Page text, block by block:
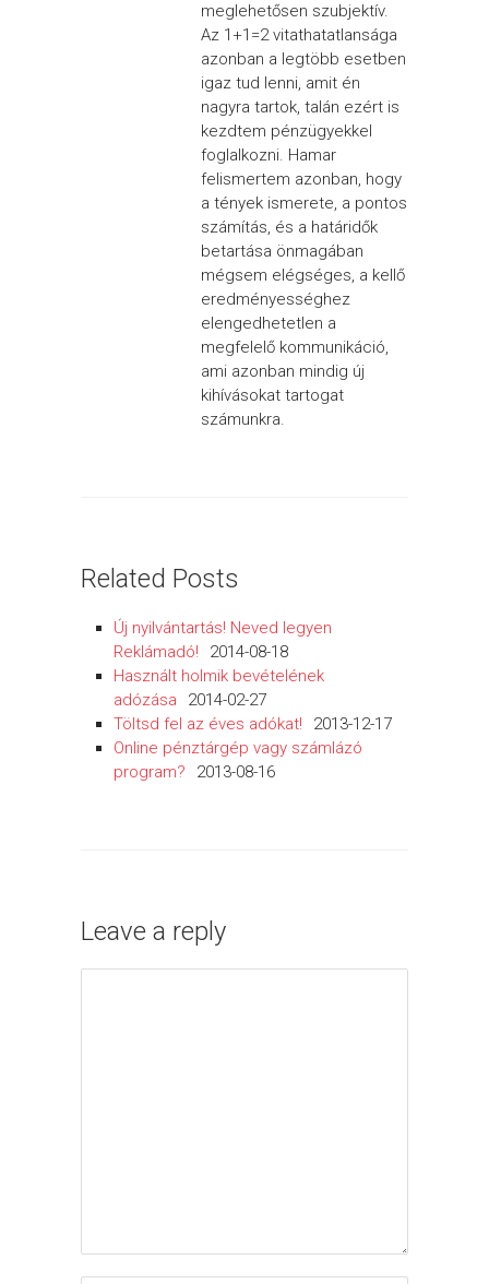
meglehetősen szubjektív.
Az 1+1=2 vitathatatlansága
azonban a legtöbb esetben
igaz tud lenni, amit én
nagyra tartok, talán ezért is
kezdtem pénzügyekkel
foglalkozni. Hamar
felismertem azonban, hogy
a tények ismerete, a pontos
számítás, és a határidők
betartása önmagában
mégsem elégséges, a kellő
eredményességhez
elengedhetetlen a
megfelelő kommunikáció,
ami azonban mindig új
kihívásokat tartogat
számunkra.
Related Posts
Új nyilvántartás! Neved legyen
Reklámadó!
2014-08-18
Használt holmik bevételének
adózása
2014-02-27
Töltsd fel az éves adókat!
2013-12-17
Online pénztárgép vagy számlázó
program?
2013-08-16
Leave a reply